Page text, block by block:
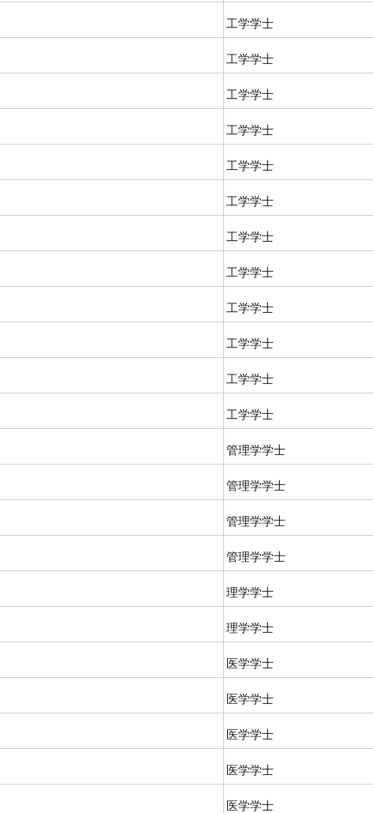
工学学士
工学学士
工学学士
工学学士
工学学士
工学学士
工学学士
工学学士
工学学士
工学学士
工学学士
工学学士
管理学学士
管理学学士
管理学学士
管理学学士
理学学士
理学学士
医学学士
医学学士
医学学士
医学学士
医学学士